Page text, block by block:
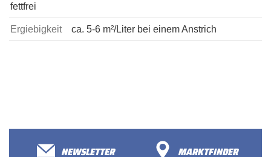
fettfrei
Ergiebigkeit ca. 5-6 m²/Liter bei einem Anstrich
NEWSLETTER
MARKTFINDER